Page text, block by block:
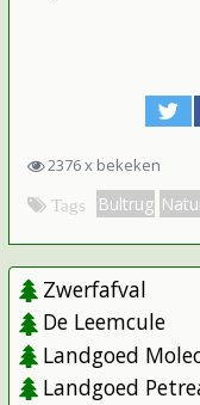
2376 x bekeken
Tags Bultrug
Zwerfafval
De Leemcule
Landgoed
Landgoed